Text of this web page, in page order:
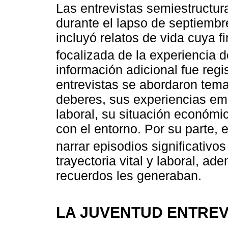
Las entrevistas
durante el lapso de
incluyó relatos de vida cuya
focalizada de la experiencia
información adicional fue
entrevistas se abordaron
deberes, sus experiencias
laboral, su situación
con el entorno. Por su parte,
narrar episodios
trayectoria vital y laboral,
recuerdos les generaban.
LA JUVENTUD